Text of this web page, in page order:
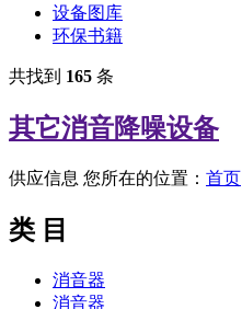
设备图库
环保书籍
共找到 165 条
其它消音降噪设备
供应信息 您所在的位置： 首页
类 目
消音器
消音器